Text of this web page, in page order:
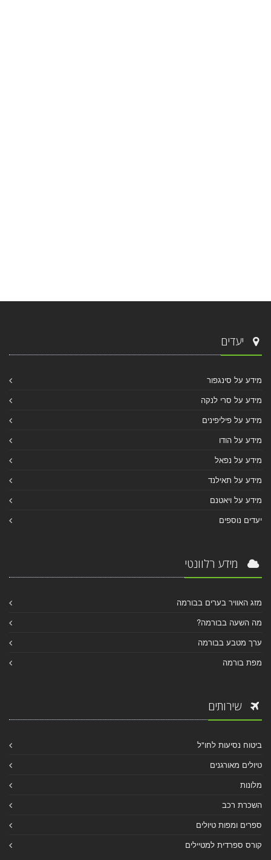
יעדים
מידע על סינגפור
מידע על סרי לנקה
מידע על פיליפינים
מידע על הודו
מידע על נפאל
מידע על תאילנד
מידע על ויאטנם
יעדים נוספים
מידע רלוונטי
מזג האוויר בערים בבורמה
מה השעה בבורמה?
ערך מטבע בבורמה
מפת בורמה
שירותים
ביטוח נסיעות לחו"ל
טיולים מאורגנים
מלונות
השכרת רכב
ספרים ומפות טיולים
קורס ספרדית למטיילים